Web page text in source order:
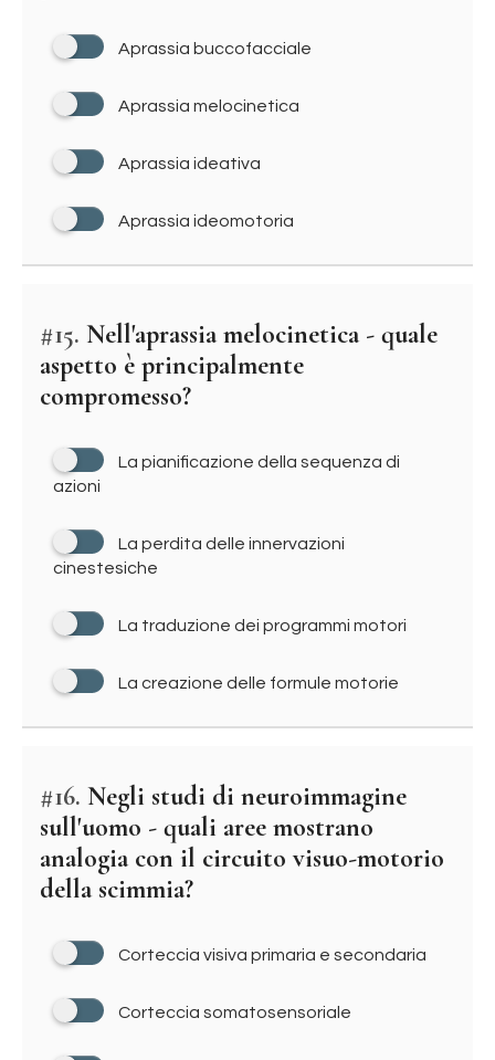
Aprassia buccofacciale
Aprassia melocinetica
Aprassia ideativa
Aprassia ideomotoria
#15. Nell'aprassia melocinetica - quale
aspetto è principalmente
compromesso?
La pianificazione della sequenza di
azioni
La perdita delle innervazioni
cinestesiche
La traduzione dei programmi motori
La creazione delle formule motorie
#16. Negli studi di neuroimmagine
sull'uomo - quali aree mostrano
analogia con il circuito visuo-motorio
della scimmia?
Corteccia visiva primaria e secondaria
Corteccia somatosensoriale